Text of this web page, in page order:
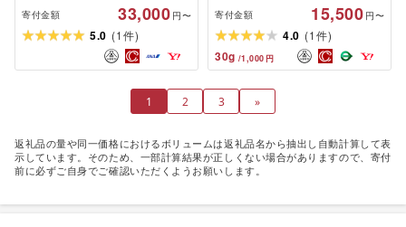
寄付金額 33,000 円〜
5.0 (1件)
寄付金額 15,500 円〜
4.0 (1件)
30g /1,000 円
1 2 3 »
返礼品の量や同一価格におけるボリュームは返礼品名から抽出し自動計算して表
示しています。そのため、一部計算結果が正しくない場合がありますので、寄付
前に必ずご自身でご確認いただくようお願いします。